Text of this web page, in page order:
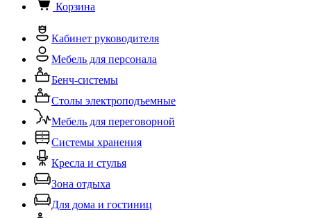
Корзина
Кабинет руководителя
Мебель для персонала
Бенч-системы
Столы электроподъемные
Мебель для переговорной
Системы хранения
Кресла и стулья
Зона отдыха
Для дома и гостиниц